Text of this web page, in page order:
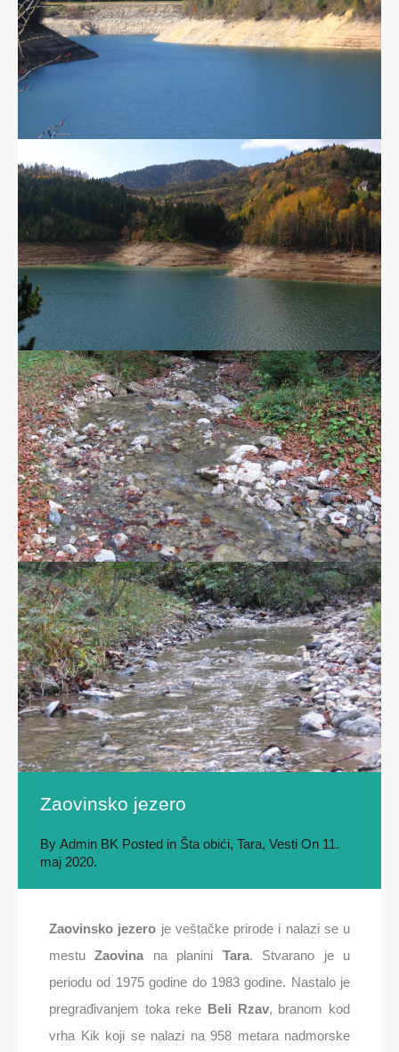
Zaovinsko jezero
By Admin BK Posted in Šta obići, Tara, Vesti On 11.
maj 2020.
Zaovinsko jezero je veštačke prirode i nalazi se u
mestuZaovinana planini Tara. Stvarano je u
periodu od 1975 godine do 1983 godine. Nastalo je
pregrađivanjem toka reke Beli Rzav, branom kod
vrha Kik koji se nalazi na 958 metara nadmorske